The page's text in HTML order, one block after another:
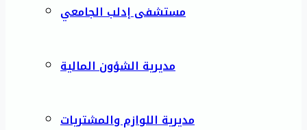
مستشفى إدلب الجامعي
مديرية الشؤون المالية
مديرية اللوازم والمشتريات